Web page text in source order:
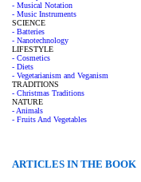
- Musical Notation
- Music Instruments
SCIENCE
- Batteries
- Nanotechnology
LIFESTYLE
- Cosmetics
- Diets
- Vegetarianism and Veganism
TRADITIONS
- Christmas Traditions
NATURE
- Animals
- Fruits And Vegetables
ARTICLES IN THE BOOK